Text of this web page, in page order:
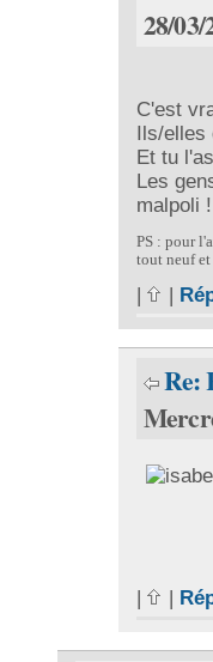
28/03/
C'est
Ils/elles
Et tu
Les
malpoli
PS : pour
tout neuf et
Re:
| |